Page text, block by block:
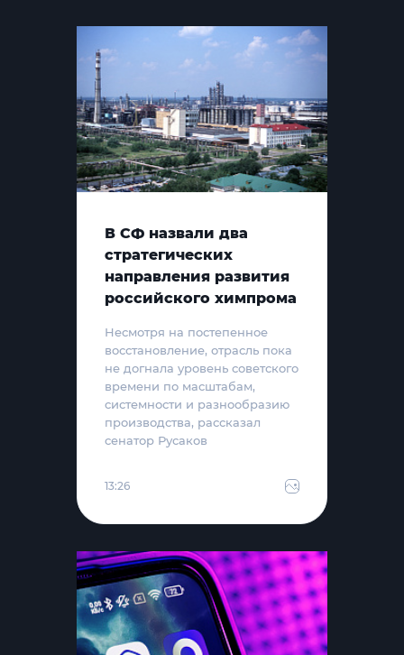
В СФ назвали два
стратегических
направления развития
российского химпрома
Несмотря на постепенное
восстановление, отрасль пока
не догнала уровень советского
времени по масштабам,
системности и разнообразию
производства, рассказал
сенатор Русаков
13:26